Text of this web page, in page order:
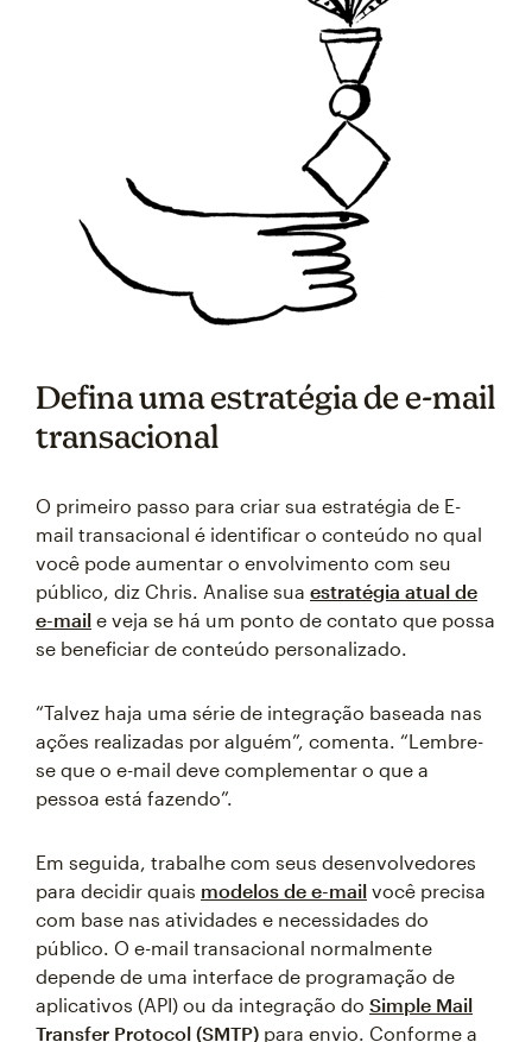
Defina uma estratégia de e-mail
transacional
O primeiro passo para criar sua estratégia de E-
mail transacional é identificar o conteúdo no qual
você pode aumentar o envolvimento com seu
público, diz Chris. Analise sua estratégia atual de
e-mail e veja se há um ponto de contato que possa
se beneficiar de conteúdo personalizado.
“Talvez haja uma série de integração baseada nas
ações realizadas por alguém”, comenta. “Lembre-
se que o e-mail deve complementar o que a
pessoa está fazendo”.
Em seguida, trabalhe com seus desenvolvedores
para decidir quais modelos de e-mail você precisa
com base nas atividades e necessidades do
público. O e-mail transacional normalmente
depende de uma interface de programação de
aplicativos (API) ou da integração do Simple Mail
Transfer Protocol (SMTP) para envio. Conforme a